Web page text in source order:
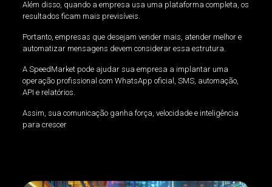
Além disso, quando a empresa usa uma plataforma completa, os
resultados ficam mais previsíveis.
Portanto, empresas que desejam vender mais, atender melhor e
automatizar mensagens devem considerar essa estrutura.
A SpeedMarket pode ajudar sua empresa a implantar uma
operação profissional com WhatsApp oficial, SMS, automação,
API e relatórios.
Assim, sua comunicação ganha força, velocidade e inteligência
para crescer